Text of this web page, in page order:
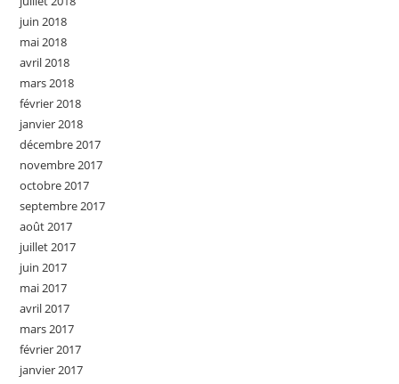
juin 2018
mai 2018
avril 2018
mars 2018
février 2018
janvier 2018
décembre 2017
novembre 2017
octobre 2017
septembre 2017
août 2017
juillet 2017
juin 2017
mai 2017
avril 2017
mars 2017
février 2017
janvier 2017